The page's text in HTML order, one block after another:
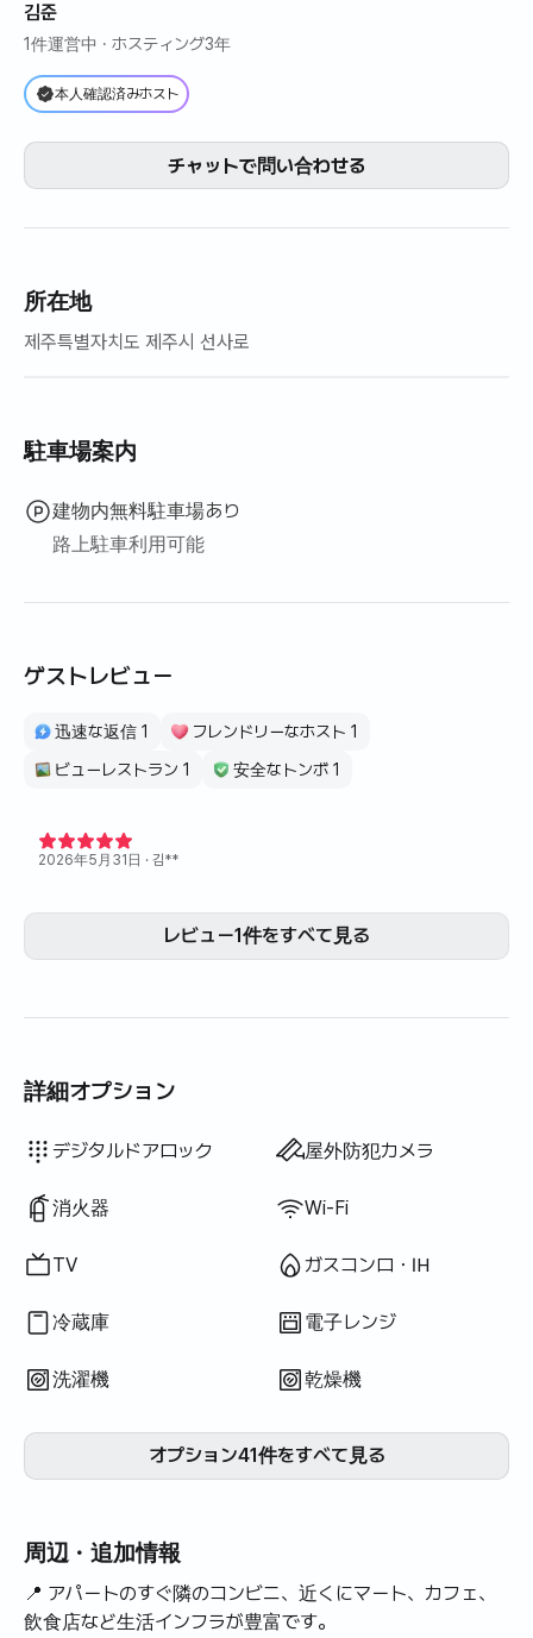
김준
1件運営中 · ホスティング3年
本人確認済みホスト
チャットで問い合わせる
所在地
제주특별자치도 제주시 선사로
駐車場案内
建物内無料駐車場あり
路上駐車利用可能
ゲストレビュー
迅速な返信 1
フレンドリーなホスト 1
ビューレストラン 1
安全なトンボ 1
2026年5月31日 · 김**
レビュー1件をすべて見る
詳細オプション
デジタルドアロック 屋外防犯カメラ
消火器 Wi-Fi
TV ガスコンロ・IH
冷蔵庫 電子レンジ
洗濯機 乾燥機
寝具あり
エアコン
ダイニングテーブル・椅子
クローゼット
ソファ
デスク
利用不可:
鍵式ロック
利用不可:
警備室・警備員
利用不可:
共用ガスコンロ・IH
利用不可:
共用冷蔵庫
利用不可:
共用電子レンジ
利用不可:
共用洗濯機
利用不可:
共用乾燥機
利用不可:
追加寝具あり
利用不可:
ボイラー（都市ガス）
ウォシュレット
ドライヤー
ブラインド
ほうき
洗濯洗剤
柔軟剤
食器用洗剤
生ごみ袋
ごみ袋
布巾
スポンジ
掃除機
電気ケトル
炊飯器
調理器具（まな板・包丁・はさみ等）
鍋・フライパン
基本食器（皿・カップ等）
エレベーター
ハンガーラック
扇風機
電気ボイラー
LPGガス
有線インターネット
物干しラック
アイロン
利用不可: バスタブ
利用不可: 浄水シャワー
利用不可: ボディソープ
利用不可: シャンプー・リンス
利用不可: 石鹸
利用不可: トイレットペーパー
利用不可: 歯ブラシ
利用不可: 歯磨き粉
利用不可: タオル
利用不可: トッパー・折りたたみマットレス
利用不可: 遮光カーテン
利用不可: 屋外バーベキュー設備
利用不可: 無料フィットネス
利用不可: プール
利用不可: 無料共用サウナ
利用不可: スパ・ワールプール
利用不可: ジャグジー・ヒノキ風呂
利用不可: テラス
利用不可: 座卓
利用不可: ソファベッド
利用不可: 灯油暖房
利用不可: 再生可能エネルギー
利用不可: プロジェクター
利用不可: 洗濯乾燥機一体型
オプション41件をすべて見る
周辺・追加情報
📍 アパートのすぐ隣のコンビニ、近くにマート、カフェ、
飲食店など生活インフラが豊富です。